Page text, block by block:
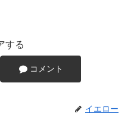
する
コメント
イエロー